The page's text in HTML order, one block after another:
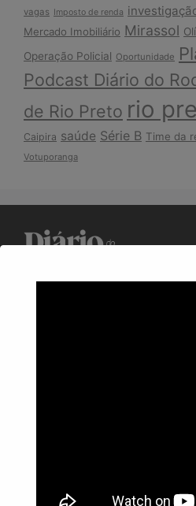
vagas
Imposto de renda
Mercado Imobiliário Mirassol
Operação Policial Oportunidade
Podcast Diário do
de Rio Preto rio
Caipira saúde Série B Time da
Votuporanga
WhatsApp: (17) 99268-